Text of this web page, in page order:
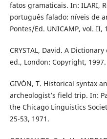
fatos gramaticais. In: ILARI,
português falado: níveis de
Pontes/Ed. UNICAMP, vol. II,
CRYSTAL, David. A
ed., London: Copyright, 1997.
GIVÓN, T. Historical syntax
archeologist’s field trip. In:
the Chicago Linguistics
25-53, 1971.